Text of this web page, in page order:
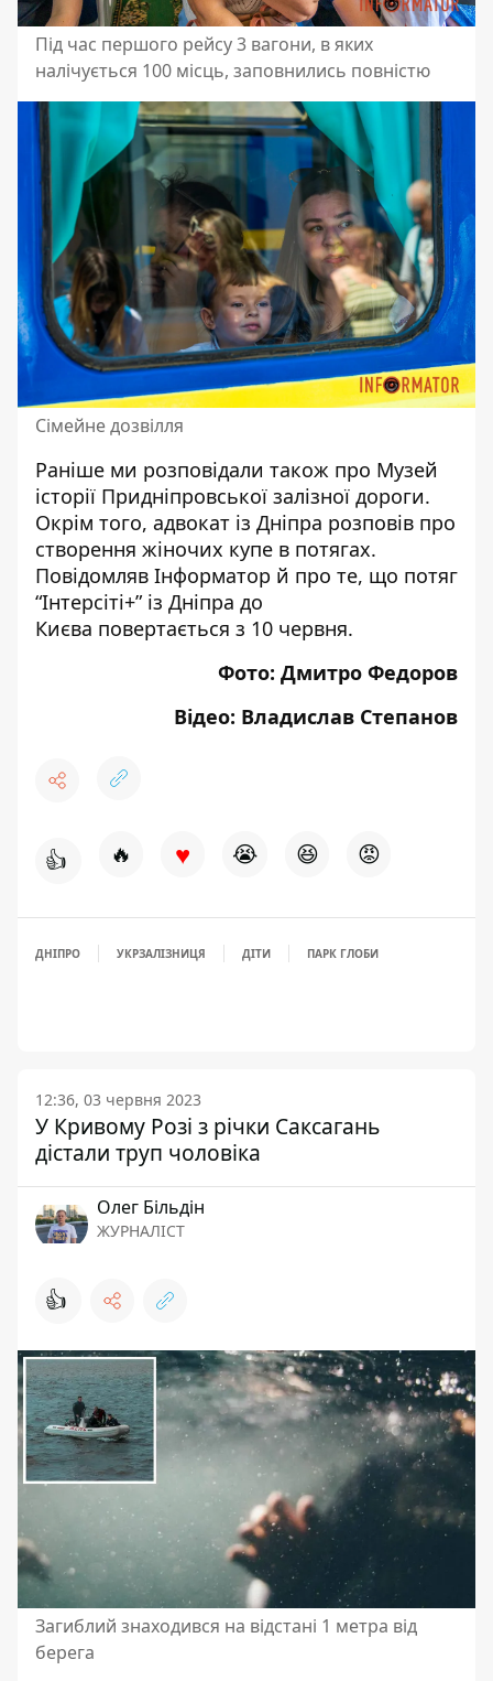
Під час першого рейсу 3 вагони, в яких
налічується 100 місць, заповнились повністю
Сімейне дозвілля
Раніше ми розповідали також про Музей
історії Придніпровської залізної дороги.
Окрім того, адвокат із Дніпра розповів про
створення жіночих купе в потягах.
Повідомляв Інформатор й про те, що потяг
“Інтерсіті+” із Дніпра до
Києва повертається з 10 червня.
Фото: Дмитро Федоров
Відео: Владислав Степанов
👍 🔥 ♥ 😭 😆 😡
ДНІПРО УКРЗАЛІЗНИЦЯ ДІТИ ПАРК ГЛОБИ
12:36, 03 червня 2023
У Кривому Розі з річки Саксагань
дістали труп чоловіка
Олег Більдін
ЖУРНАЛІСТ
👍
Загиблий знаходився на відстані 1 метра від
берега